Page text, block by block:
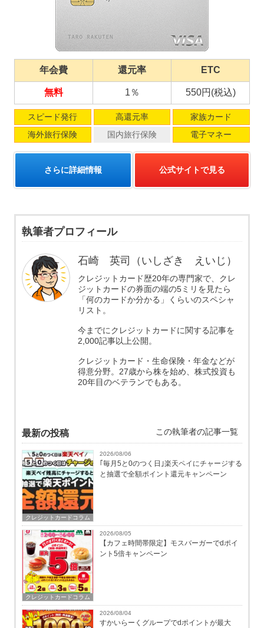
年会費 還元率 ETC
無料 1％ 550円(税込)
スピード発行 高還元率
家族カード
海外旅行保険
国内旅行保険 電子マネー
さらに詳細情報 公式サイトで見る
執筆者プロフィール
石崎 英司（いしざき えいじ）
クレジットカード歴20年の専門家で、クレ
ジットカードの券面の端の5ミリを見たら
「何のカードか分かる」くらいのスペシャ
リスト。
今までにクレジットカードに関する記事を
2,000記事以上公開。
クレジットカード・生命保険・年金などが
得意分野。27歳から株を始め、株式投資も
20年目のベテランでもある。
最新の投稿 この執筆者の記事一覧
クレジットカードコラム
2026/08/06
｢毎月5と0のつく日｣楽天ペイにチャージする
と抽選で全額ポイント還元キャンペーン
クレジットカードコラム
2026/08/05
【カフェ時間帯限定】モスバーガーでdポイ
ント5倍キャンペーン
2026/08/04
すかいらーくグループでdポイントが最大